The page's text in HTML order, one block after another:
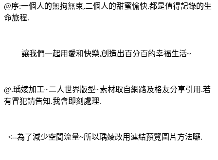
@序:一個人的無拘無束,二個人的甜蜜愉快.都是值得記錄的生
命旅程.
讓我們一起用愛和快樂,創造出百分百的幸福生活~
@.瑀婈加工~二人世界版型~素材取自網路及格友分享引用.若
有冒犯請告知.我會即刻處理.
<--為了減少空間流量~所以瑀婈改用連結預覽圖片方法囉.